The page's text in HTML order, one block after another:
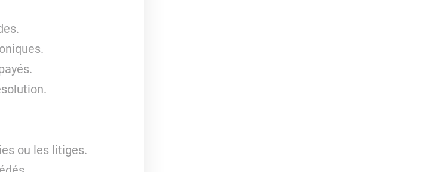
ou les litiges.